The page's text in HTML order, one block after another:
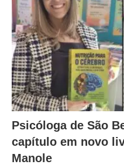
Psicóloga de São
capítulo em novo
Manole